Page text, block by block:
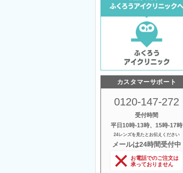
カスタマーサポート
0120-147-272
受付時間
平日10時‐13時、15時‐17時
24レンズを見たとお伝えください
メールは24時間受付中
お電話でのご注文は
承っておりません